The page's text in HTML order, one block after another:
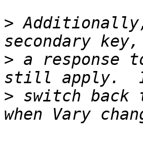
>
> a response
> switch